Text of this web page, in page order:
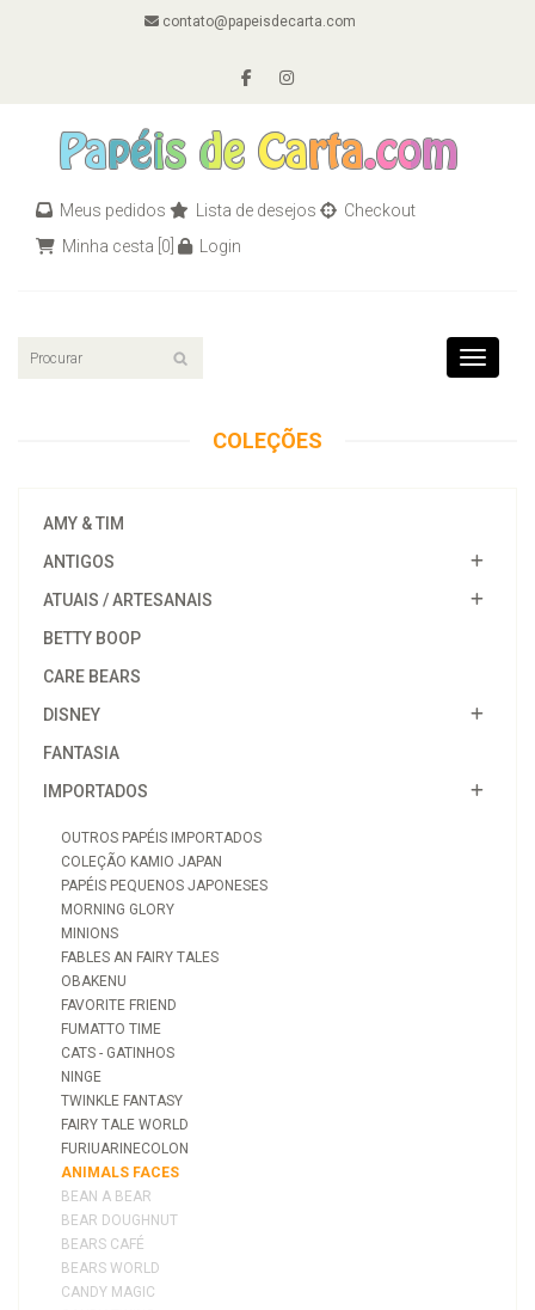
contato@papeisdecarta.com
Meus pedidos Lista de desejos
Checkout
Minha cesta [0] Login
Toggle
COLEÇÕES
AMY & TIM
ANTIGOS
ATUAIS / ARTESANAIS
BETTY BOOP
CARE BEARS
DISNEY
FANTASIA
IMPORTADOS
OUTROS PAPÉIS IMPORTADOS
COLEÇÃO KAMIO JAPAN
PAPÉIS PEQUENOS JAPONESES
MORNING GLORY
MINIONS
FABLES AN FAIRY TALES
OBAKENU
FAVORITE FRIEND
FUMATTO TIME
CATS - GATINHOS
NINGE
TWINKLE FANTASY
FAIRY TALE WORLD
FURIUARINECOLON
ANIMALS FACES
BEAN A BEAR
BEAR DOUGHNUT
BEARS CAFÉ
BEARS WORLD
CANDY MAGIC